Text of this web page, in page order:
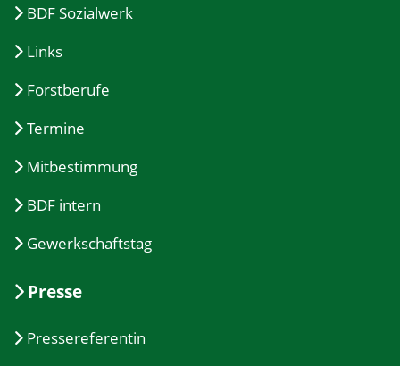
BDF Sozialwerk
Links
Forstberufe
Termine
Mitbestimmung
BDF intern
Gewerkschaftstag
Presse
Pressereferentin